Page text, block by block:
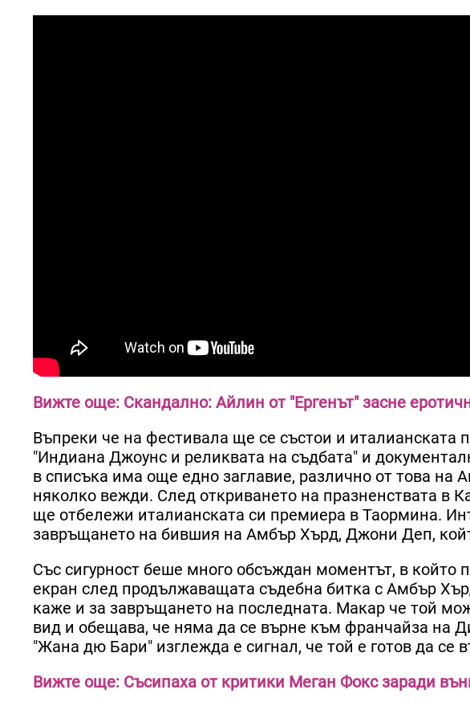
Вижте още: Скандално: Айлин от "Ергенът" засне
Въпреки че на фестивала ще се състои и
"Индиана Джоунс и реликвата на съдбата" и
в списъка има още едно заглавие, различно от това на
няколко вежди. След откриването на празненствата в
ще отбележи италианската си премиера в Таормина.
завръщането на бившия на Амбър Хърд, Джони Деп,
Със сигурност беше много обсъждан моментът, в който
екран след продължаващата съдебна битка с Амбър
каже и за завръщането на последната. Макар че той
вид и обещава, че няма да се върне към франчайза на
"Жана дю Бари" изглежда е сигнал, че той е готов да се
Вижте още: Съсипаха от критики Меган Фокс заради